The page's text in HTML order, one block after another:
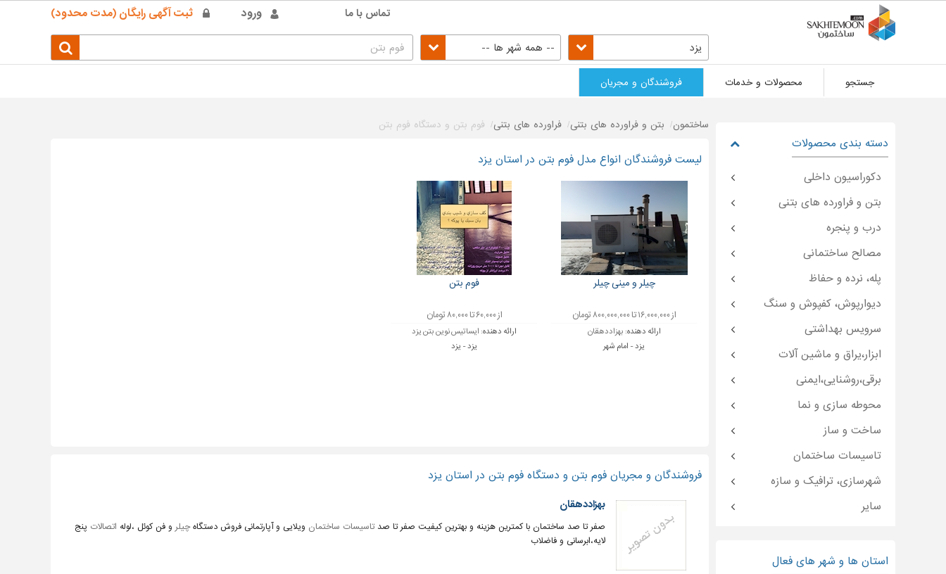
ورود ثبت آگهی رایگان (مدت محدود) تماس با ما
یزد -- همه شهر ها --
جستجو محصولات و خدمات فروشندگان و مجریان
ساختمون بتن و فراورده های بتنی فراورده های بتنی فوم بتن و دستگاه فوم بتن
لیست فروشندگان انواع مدل فوم بتن در استان یزد
چیلر و مینی چیلر
از ۱۶,۰۰۰,۰۰۰ تا ۸۰۰,۰۰۰,۰۰۰ تومان
ارائه دهنده: بهزاددهقان
یزد - امام شهر
فوم بتن
از ۶۰,۰۰۰ تا ۸۰,۰۰۰ تومان
ارائه دهنده: ایساتیس نوین بتن یزد
یزد - یزد
فروشندگان و مجریان فوم بتن و دستگاه فوم بتن در استان یزد
بهزاددهقان
صفر تا صد ساختمان با کمترین هزینه و بهترین کیفیت صفر تا صدتاسیسات ساختمان ویلایی و آپارتمانی فروش دستگاهچیلر و فن کوئل ،لوله اتصالات پنج
لایه،ابرسانی و فاضلاب
دسته بندی محصولات
دکوراسیون داخلی
بتن و فراورده های بتنی
درب و پنجره
مصالح ساختمانی
پله، نرده و حفاظ
دیوارپوش، کفپوش و سنگ
سرویس بهداشتی
ابزار،یراق و ماشین آلات
برقی،روشنایی،ایمنی
محوطه سازی و نما
ساخت و ساز
تاسیسات ساختمان
شهرسازی، ترافیک و سازه
سایر
استان ها و شهر های فعال